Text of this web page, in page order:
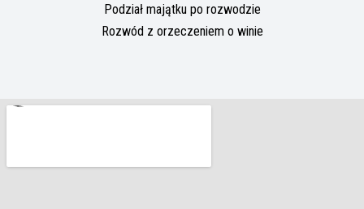
Podział majątku po rozwodzie
Rozwód z orzeczeniem o winie